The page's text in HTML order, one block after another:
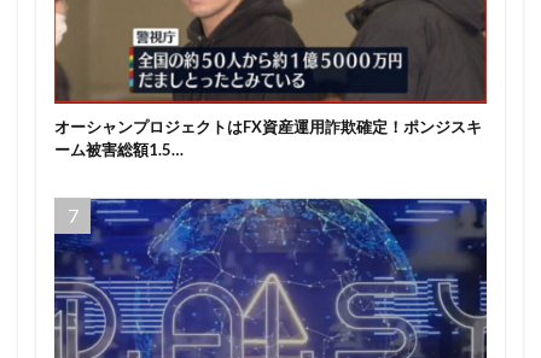
オーシャンプロジェクトはFX資産運用詐欺確定！ポンジスキ
ーム被害総額1.5…